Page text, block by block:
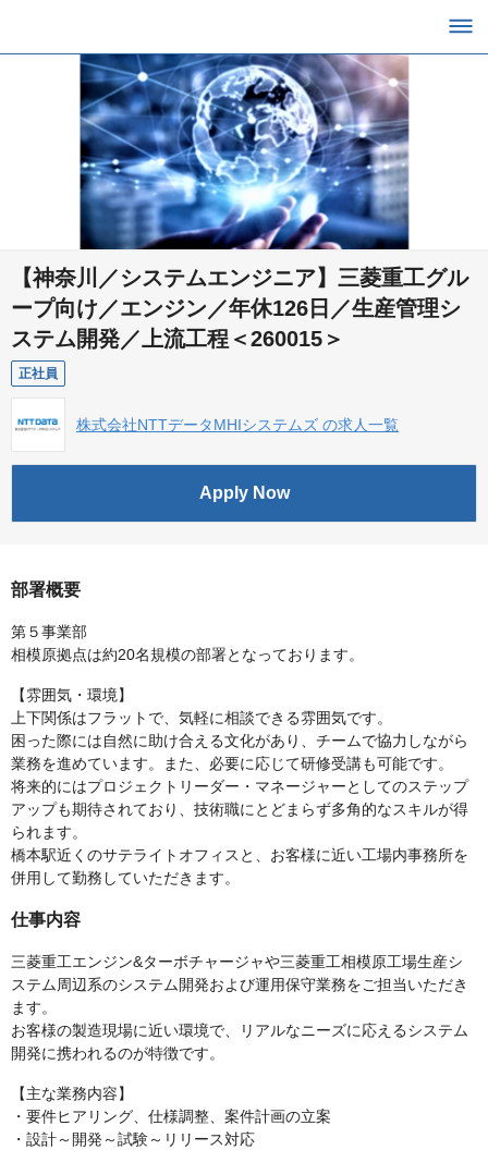
【神奈川／システムエンジニア】三菱重工グル
ープ向け／エンジン／年休126日／生産管理シ
ステム開発／上流工程＜260015＞
正社員
株式会社NTTデータMHIシステムズ の求人一覧
Apply Now
部署概要
第５事業部
相模原拠点は約20名規模の部署となっております。
【雰囲気・環境】
上下関係はフラットで、気軽に相談できる雰囲気です。
困った際には自然に助け合える文化があり、チームで協力しながら
業務を進めています。また、必要に応じて研修受講も可能です。
将来的にはプロジェクトリーダー・マネージャーとしてのステップ
アップも期待されており、技術職にとどまらず多角的なスキルが得
られます。
橋本駅近くのサテライトオフィスと、お客様に近い工場内事務所を
併用して勤務していただきます。
仕事内容
三菱重工エンジン&ターボチャージャや三菱重工相模原工場生産シ
ステム周辺系のシステム開発および運用保守業務をご担当いただき
ます。
お客様の製造現場に近い環境で、リアルなニーズに応えるシステム
開発に携われるのが特徴です。
【主な業務内容】
・要件ヒアリング、仕様調整、案件計画の立案
・設計～開発～試験～リリース対応